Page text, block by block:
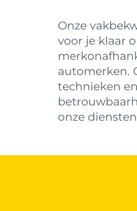
Onze
voor je klaar
automerken.
technieken
onze